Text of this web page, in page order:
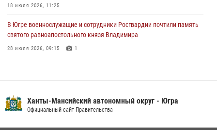
18 июля 2026, 11:25
В Югре военнослужащие и сотрудники Росгвардии почтили память
святого равноапостольного князя Владимира
28 июля 2026, 09:15 1
В Югре Росгвардия обеспечила безопасность Всероссийского
Ханты-Мансийский автономный округ - Югра
Официальный сайт Правительства